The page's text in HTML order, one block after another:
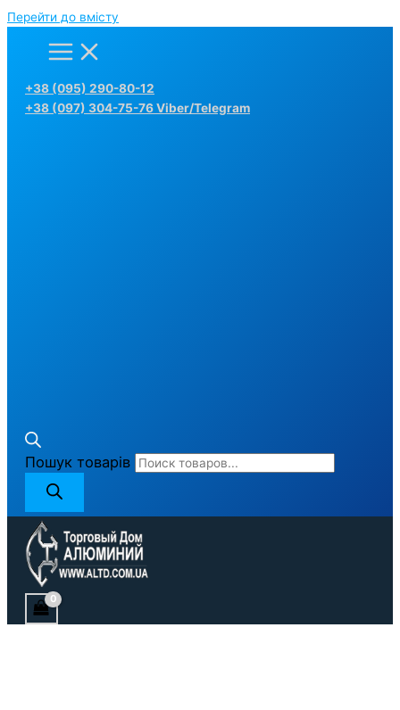
Перейти до вмісту
+38 (095) 290-80-12
+38 (097) 304-75-76 Viber/Telegram
Пошук товарів